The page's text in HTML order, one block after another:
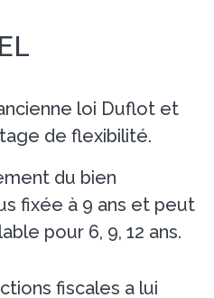
loi Duflot et
de flexibilité.
du bien
fixée à 9 ans et peut
pour 6, 9, 12 ans.
fiscales a lui